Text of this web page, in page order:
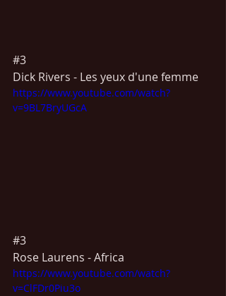
#3
Dick Rivers - Les yeux d'une femme
https://www.youtube.com/watch?
v=9BL7BryUGcA
#3
Rose Laurens - Africa
https://www.youtube.com/watch?
v=ClFDr0Piu3o